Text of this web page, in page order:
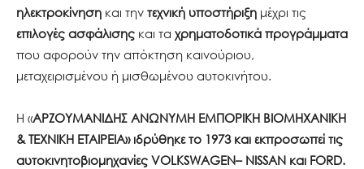
ηλεκτροκίνηση και την τεχνική υποστήριξη μέχρι τις
επιλογές ασφάλισης και τα χρηματοδοτικά προγράμματα
που αφορούν την απόκτηση καινούριου,
μεταχειρισμένου ή μισθωμένου αυτοκινήτου.
Η «ΑΡΖΟΥΜΑΝΙΔΗΣ ΑΝΩΝΥΜΗ ΕΜΠΟΡΙΚΗ ΒΙΟΜΗΧΑΝΙΚΗ
& ΤΕΧΝΙΚΗ ΕΤΑΙΡΕΙΑ» ιδρύθηκε το 1973 και εκπροσωπεί τις
αυτοκινητοβιομηχανίες VOLKSWAGEN– NISSAN και FORD.